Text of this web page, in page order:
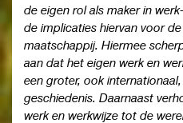
de eigen rol als maker in
de implicaties hiervan voor
maatschappij. Hiermee
aan dat het eigen werk en
een groter, ook
geschiedenis. Daarnaast
werk en werkwijze tot de